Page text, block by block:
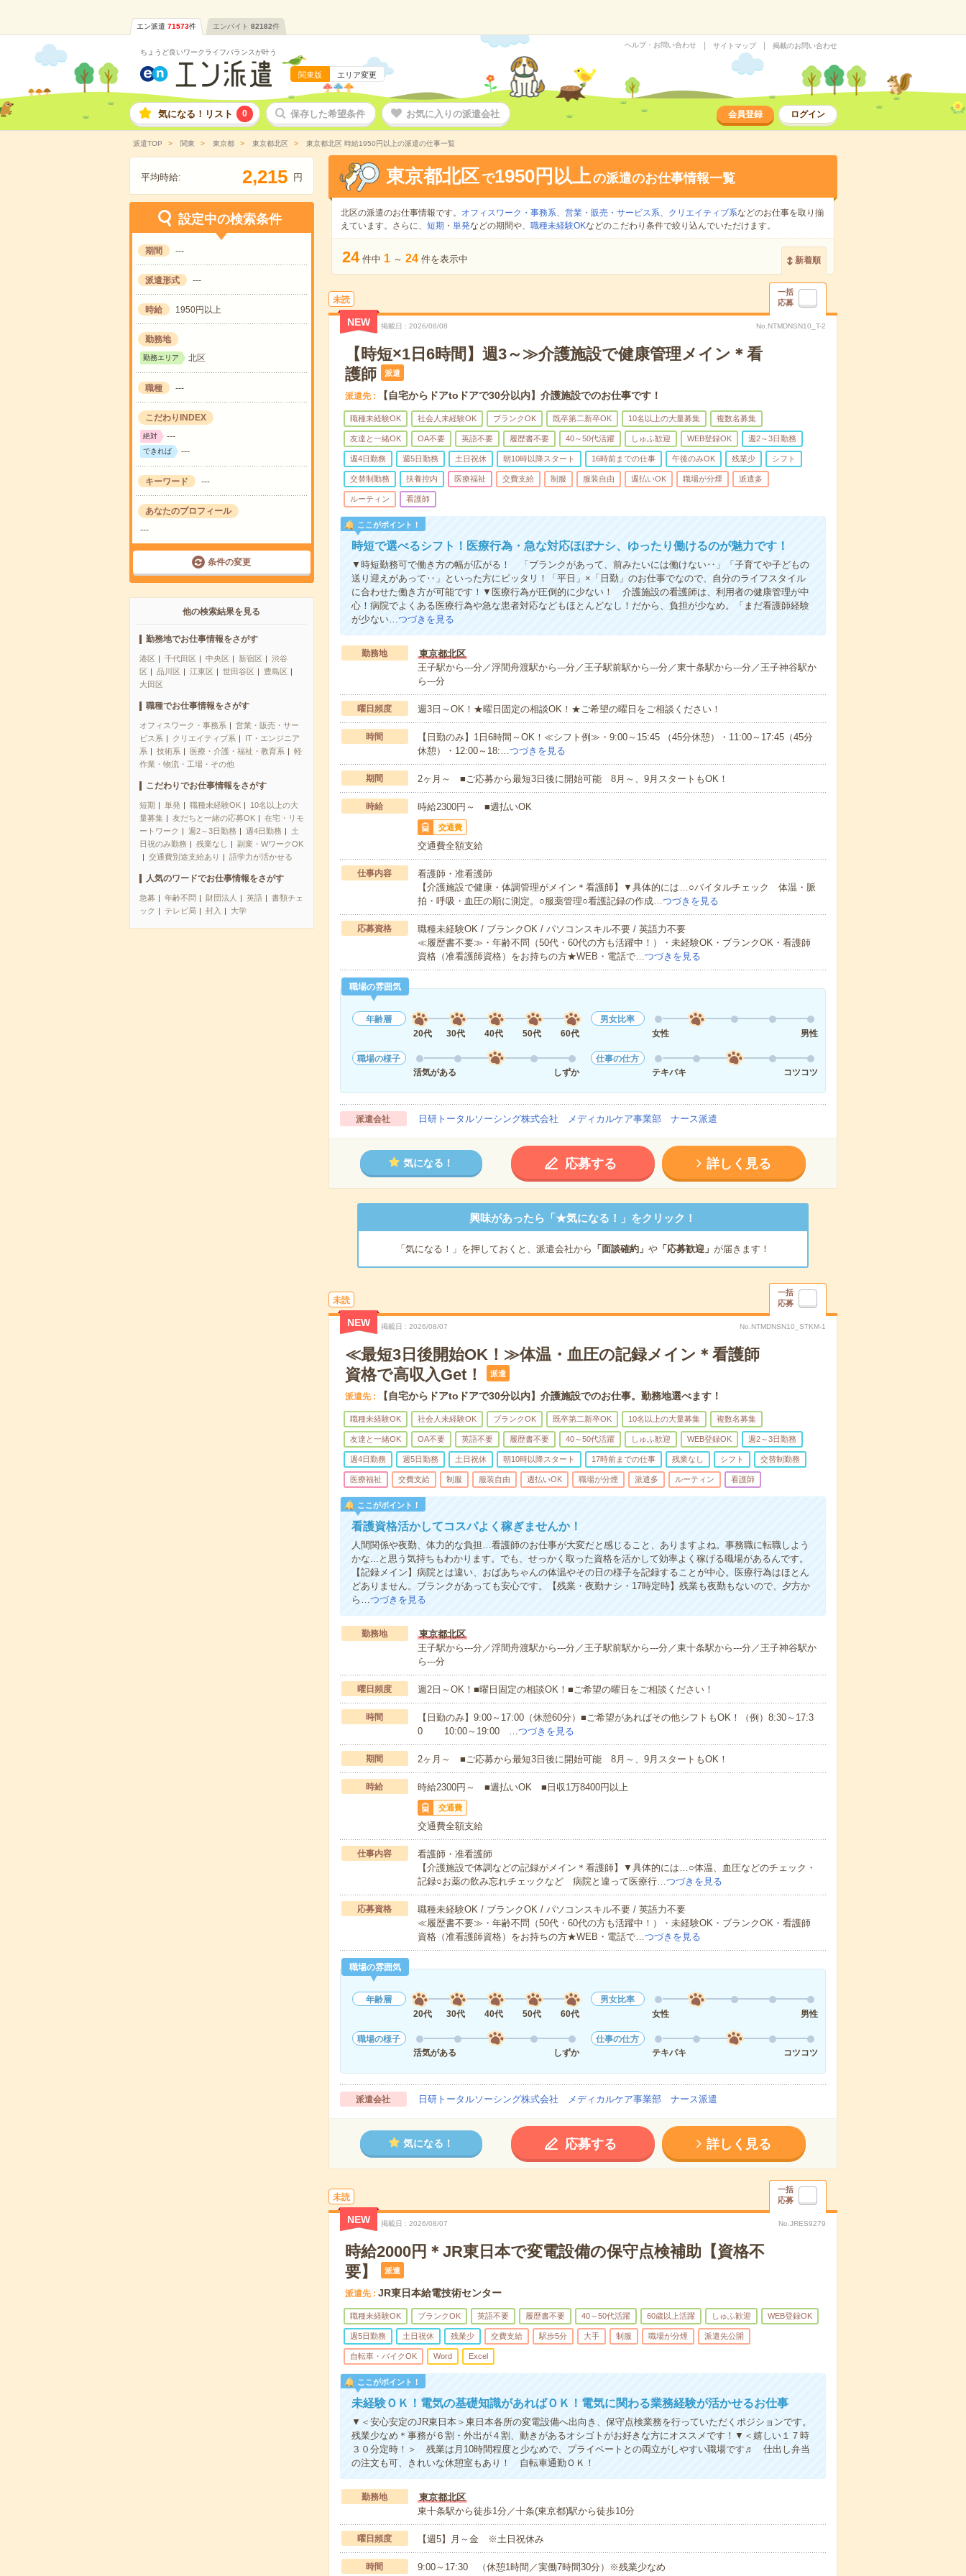
エン派遣 71573件 エンバイト 82182件
ちょうど良いワークライフバランスが叶う
関東版 エリア変更
ヘルプ・お問い合わせ サイトマップ 掲載のお問い合わせ
気になる！リスト 0 保存した希望条件 お気に入りの派遣会社 会員登録 ログイン
派遣TOP 関東 東京都 東京都北区 東京都北区 時給1950円以上の派遣の仕事一覧
平均時給: 2,215 円
設定中の検索条件
期間 ---
派遣形式 ---
時給 1950円以上
勤務地
勤務エリア 北区
職種 ---
こだわりINDEX
絶対 ---
できれば ---
キーワード ---
あなたのプロフィール
---
条件の変更
他の検索結果を見る
勤務地でお仕事情報をさがす
港区 千代田区 中央区 新宿区
渋谷
区
品川区 江東区 世田谷区
豊島区
大田区
職種でお仕事情報をさがす
オフィスワーク・事務系
営業・販売・サー
ビス系
クリエイティブ系
IT・エンジニア
系
技術系 医療・介護・福祉・教育系
軽
作業・物流・工場・その他
こだわりでお仕事情報をさがす
短期 単発 職種未経験OK
10名以上の大
量募集
友だちと一緒の応募OK
在宅・リモ
ートワーク
週2～3日勤務 週4日勤務
土
日祝のみ勤務
残業なし
副業・WワークOK
交通費別途支給あり
語学力が活かせる
人気のワードでお仕事情報をさがす
急募 年齢不問 財団法人 英語
書類チェ
ック
テレビ局 封入 大学
東京都北区 で1950円以上の派遣のお仕事情報一覧
北区の派遣のお仕事情報です。 オフィスワーク・事務系、 営業・販売・サービス系、 クリエイティブ系などのお仕事を取り揃
えています。さらに、 短期 ・ 単発などの期間や、 職種未経験OKなどのこだわり条件で絞り込んでいただけます。
24 件中 1 ～ 24 件を表示中 新着順
未読
一括
応募
NEW 掲載日 2026/08/08 No.NTMDNSN10_T-2
【時短×1日6時間】週3～≫介護施設で健康管理メイン＊看
護師
派遣
派遣先 【自宅からドアtoドアで30分以内】介護施設でのお仕事です！
職種未経験OK 社会人未経験OK ブランクOK 既卒第二新卒OK 10名以上の大量募集 複数名募集
友達と一緒OK OA不要 英語不要 履歴書不要 40～50代活躍 しゅふ歓迎 WEB登録OK 週2～3日勤務
週4日勤務 週5日勤務 土日祝休 朝10時以降スタート 16時前までの仕事 午後のみOK 残業少 シフト
交替制勤務 扶養控内 医療福祉 交費支給 制服 服装自由 週払いOK 職場が分煙 派遣多
ルーティン 看護師
ここがポイント！
時短で選べるシフト！医療行為・急な対応ほぼナシ、ゆったり働けるのが魅力です！
▼時短勤務可で働き方の幅が広がる！ 「ブランクがあって、前みたいには働けない‥」「子育てや子どもの
送り迎えがあって‥」といった方にピッタリ！「平日」×「日勤」のお仕事でなので、自分のライフスタイル
に合わせた働き方が可能です！▼医療行為が圧倒的に少ない！ 介護施設の看護師は、利用者の健康管理が中
心！病院でよくある医療行為や急な患者対応などもほとんどなし！だから、負担が少なめ。「まだ看護師経験
が少ない…つづきを見る
勤務地
東京都北区
王子駅から---分／浮間舟渡駅から---分／王子駅前駅から---分／東十条駅から---分／王子神谷駅か
ら---分
曜日頻度 週3日～OK！★曜日固定の相談OK！★ご希望の曜日をご相談ください！
時間
【日勤のみ】1日6時間～OK！≪シフト例≫・9:00～15:45 （45分休憩）・11:00～17:45（45分
休憩）・12:00～18:…つづきを見る
期間 2ヶ月～ ■ご応募から最短3日後に開始可能 8月～、9月スタートもOK！
時給 時給2300円～ ■週払いOK
交通費
交通費全額支給
仕事内容
看護師・准看護師
【介護施設で健康・体調管理がメイン＊看護師】▼具体的には…○バイタルチェック 体温・脈
拍・呼吸・血圧の順に測定。○服薬管理○看護記録の作成…つづきを見る
応募資格
職種未経験OK / ブランクOK / パソコンスキル不要 / 英語力不要
≪履歴書不要≫・年齢不問（50代・60代の方も活躍中！）・未経験OK・ブランクOK・看護師
資格（准看護師資格）をお持ちの方★WEB・電話で…つづきを見る
職場の雰囲気
年齢層
20代
30代 40代 50代 60代
男女比率
女性
男性
職場の様子
活気がある
しずか
仕事の仕方
テキパキ
コツコツ
派遣会社 日研トータルソーシング株式会社 メディカルケア事業部 ナース派遣
気になる！ 応募する 詳しく見る
興味があったら「★気になる！」をクリック！
「気になる！」を押しておくと、派遣会社から 「面談確約」 や「応募歓迎」 が届きます！
未読
一括
応募
NEW 掲載日 2026/08/07 No.NTMDNSN10_STKM-1
≪最短3日後開始OK！≫体温・血圧の記録メイン＊看護師
資格で高収入Get！
派遣
派遣先 【自宅からドアtoドアで30分以内】介護施設でのお仕事。勤務地選べます！
職種未経験OK 社会人未経験OK ブランクOK 既卒第二新卒OK 10名以上の大量募集 複数名募集
友達と一緒OK OA不要 英語不要 履歴書不要 40～50代活躍 しゅふ歓迎 WEB登録OK 週2～3日勤務
週4日勤務 週5日勤務 土日祝休 朝10時以降スタート 17時前までの仕事 残業なし シフト 交替制勤務
医療福祉 交費支給 制服 服装自由 週払いOK 職場が分煙 派遣多 ルーティン 看護師
ここがポイント！
看護資格活かしてコスパよく稼ぎませんか！
人間関係や夜勤、体力的な負担…看護師のお仕事が大変だと感じること、ありますよね。事務職に転職しよう
かな...と思う気持ちもわかります。でも、せっかく取った資格を活かして効率よく稼げる職場があるんです。
【記録メイン】病院とは違い、おばあちゃんの体温やその日の様子を記録することが中心。医療行為はほとん
どありません。ブランクがあっても安心です。【残業・夜勤ナシ・17時定時】残業も夜勤もないので、夕方か
ら…つづきを見る
勤務地
東京都北区
王子駅から---分／浮間舟渡駅から---分／王子駅前駅から---分／東十条駅から---分／王子神谷駅か
ら---分
曜日頻度 週2日～OK！■曜日固定の相談OK！■ご希望の曜日をご相談ください！
時間
【日勤のみ】9:00～17:00（休憩60分）■ご希望があればその他シフトもOK！（例）8:30～17:3
0 10:00～19:00 …つづきを見る
期間 2ヶ月～ ■ご応募から最短3日後に開始可能 8月～、9月スタートもOK！
時給 時給2300円～ ■週払いOK ■日収1万8400円以上
交通費
交通費全額支給
仕事内容
看護師・准看護師
【介護施設で体調などの記録がメイン＊看護師】▼具体的には…○体温、血圧などのチェック・
記録○お薬の飲み忘れチェックなど 病院と違って医療行…つづきを見る
応募資格
職種未経験OK / ブランクOK / パソコンスキル不要 / 英語力不要
≪履歴書不要≫・年齢不問（50代・60代の方も活躍中！）・未経験OK・ブランクOK・看護師
資格（准看護師資格）をお持ちの方★WEB・電話で…つづきを見る
職場の雰囲気
年齢層
20代
30代 40代 50代 60代
男女比率
女性
男性
職場の様子
活気がある
しずか
仕事の仕方
テキパキ
コツコツ
派遣会社 日研トータルソーシング株式会社 メディカルケア事業部 ナース派遣
気になる！ 応募する 詳しく見る
未読
一括
応募
NEW 掲載日 2026/08/07 No.JRES9279
時給2000円＊JR東日本で変電設備の保守点検補助【資格不
要】
派遣
派遣先 JR東日本給電技術センター
職種未経験OK ブランクOK 英語不要 履歴書不要 40～50代活躍 60歳以上活躍 しゅふ歓迎 WEB登録OK
週5日勤務 土日祝休 残業少 交費支給 駅歩5分 大手 制服 職場が分煙 派遣先公開
自転車・バイクOK Word Excel
ここがポイント！
未経験ＯＫ！電気の基礎知識があればＯＫ！電気に関わる業務経験が活かせるお仕事
▼＜安心安定のJR東日本＞東日本各所の変電設備へ出向き、保守点検業務を行っていただくポジションです。
残業少なめ＊事務が６割・外出が４割、動きがあるオシゴトがお好きな方にオススメです！▼＜嬉しい１７時
３０分定時！＞ 残業は月10時間程度と少なめで、プライベートとの両立がしやすい職場です♬ 仕出し弁当
の注文も可、きれいな休憩室もあり！ 自転車通勤ＯＫ！
勤務地
東京都北区
東十条駅から徒歩1分／十条(東京都)駅から徒歩10分
曜日頻度 【週5】月～金 ※土日祝休み
時間 9:00～17:30 （休憩1時間／実働7時間30分）※残業少なめ